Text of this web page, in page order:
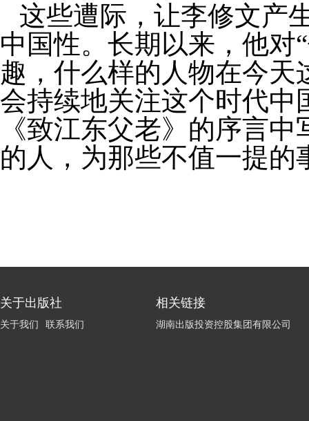
这些遭际，让李修文产
中国性。长期以来，他对
趣，什么样的人物在今
会持续地关注这个时代中
《致江东父老》的序言
的人，为那些不值一提的
关于出版社
关于我们 联系我们
相关链接
湖南出版投资控股集团有限公司